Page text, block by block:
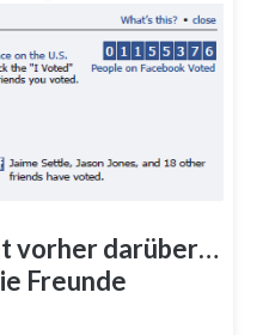
vorher darüber…
Freunde